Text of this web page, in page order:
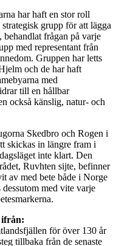
har haft en stor roll
grupp för att lägga
frågan på varje
med representant från
Gruppen har letts
och de har haft
med
till en hållbar
också känslig, natur- och
Skedbro och Rogen i
skickas in längre fram i
inte klart. Den
Ruvhten sijte, befinner
av med bete både i Norge
med vite varje
ifrån:
för över 130 år
tillbaka från de senaste